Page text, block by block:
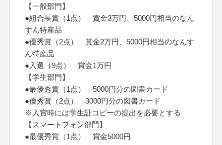
【一般部門】
●組合長賞（1点） 賞金3万円、5000円相当のなん
すん特産品
●優秀賞（2点） 賞金2万円、5000円相当のなんす
ん特産品
●入選（9点） 賞金1万円
【学生部門】
●最優秀賞（1点） 5000円分の図書カード
●優秀賞（2点） 3000円分の図書カード
※入賞時には学生証コピーの提出を必要とする
【スマートフォン部門】
●最優秀賞（1点） 賞金5000円